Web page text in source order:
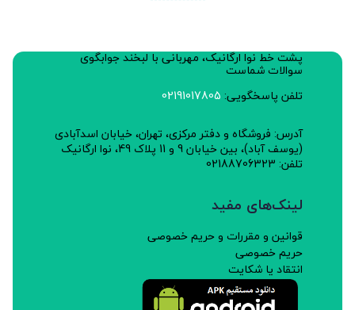
نرم کننده، ضد التهاب، موثر در رفع تحریکات پوستی، مخاط
دهان، حلق و حنجره و التهاب های معده و روده مناسب
طبع:گرم
این مجموعه پژوهشی از کود و سموم شیمیایی درمزارع خود
استفاده نمی کند و نسبت به عرضه گیاهان و محصولات
سالم متعهد است.
نحوه استفاده:
پشت خط نوا ارگانیک، مهربانی با لبخند جوابگوی
سوالات شماست
تلفن پاسخگویی: 02191017805
آدرس: فروشگاه و دفتر مرکزی، تهران، خیابان اسدآبادی
(یوسف آباد)، بین خیابان 9 و 11 پلاک 49، نوا ارگانیک
تلفن: 02188706323
لینک‌های مفید
قوانین و مقررات و حریم خصوصی
حریم خصوصی
انتقاد یا شکایت